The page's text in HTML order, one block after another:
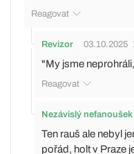
Reagovat
Revizor 03.10.2025
"My jsme
Reagovat
Nezávislý nefanoušek
Ten rauš ale nebyl
pořád, holt v Praze